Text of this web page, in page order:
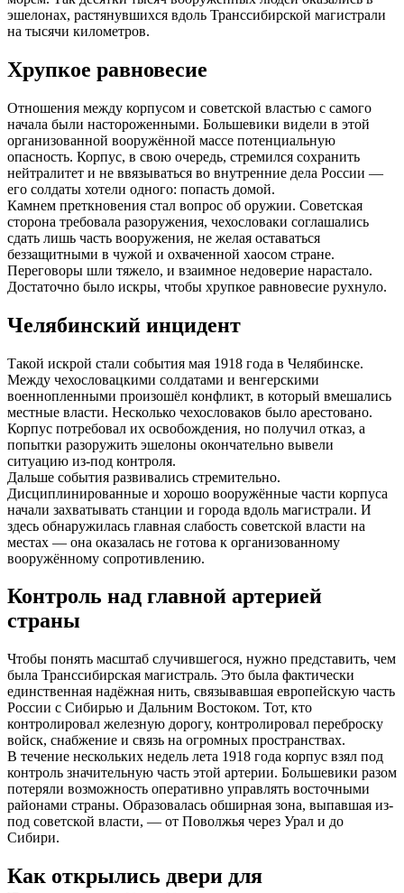
эшелонах, растянувшихся вдоль Транссибирской магистрали
на тысячи километров.
Хрупкое равновесие
Отношения между корпусом и советской властью с самого
начала были настороженными. Большевики видели в этой
организованной вооружённой массе потенциальную
опасность. Корпус, в свою очередь, стремился сохранить
нейтралитет и не ввязываться во внутренние дела России —
его солдаты хотели одного: попасть домой.
Камнем преткновения стал вопрос об оружии. Советская
сторона требовала разоружения, чехословаки соглашались
сдать лишь часть вооружения, не желая оставаться
беззащитными в чужой и охваченной хаосом стране.
Переговоры шли тяжело, и взаимное недоверие нарастало.
Достаточно было искры, чтобы хрупкое равновесие рухнуло.
Челябинский инцидент
Такой искрой стали события мая 1918 года в Челябинске.
Между чехословацкими солдатами и венгерскими
военнопленными произошёл конфликт, в который вмешались
местные власти. Несколько чехословаков было арестовано.
Корпус потребовал их освобождения, но получил отказ, а
попытки разоружить эшелоны окончательно вывели
ситуацию из-под контроля.
Дальше события развивались стремительно.
Дисциплинированные и хорошо вооружённые части корпуса
начали захватывать станции и города вдоль магистрали. И
здесь обнаружилась главная слабость советской власти на
местах — она оказалась не готова к организованному
вооружённому сопротивлению.
Контроль над главной артерией
страны
Чтобы понять масштаб случившегося, нужно представить, чем
была Транссибирская магистраль. Это была фактически
единственная надёжная нить, связывавшая европейскую часть
России с Сибирью и Дальним Востоком. Тот, кто
контролировал железную дорогу, контролировал переброску
войск, снабжение и связь на огромных пространствах.
В течение нескольких недель лета 1918 года корпус взял под
контроль значительную часть этой артерии. Большевики разом
потеряли возможность оперативно управлять восточными
районами страны. Образовалась обширная зона, выпавшая из-
под советской власти, — от Поволжья через Урал и до
Сибири.
Как открылись двери для